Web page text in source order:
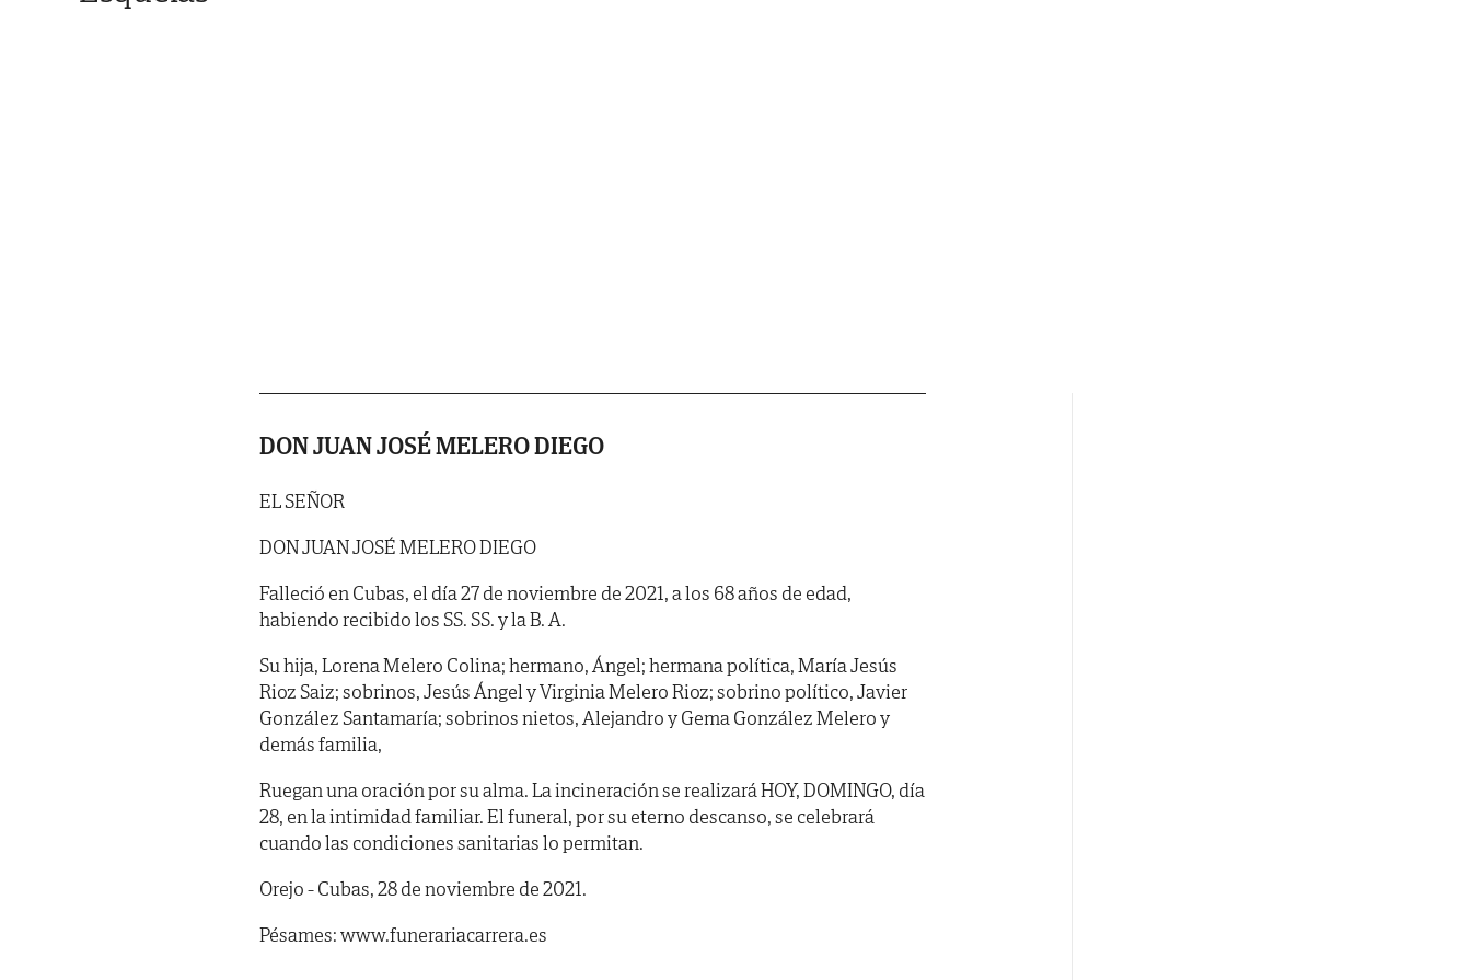
DON JUAN JOSÉ MELERO DIEGO
EL SEÑOR
DON JUAN JOSÉ MELERO DIEGO
Falleció en Cubas, el día 27 de noviembre de 2021, a los 68 años de edad,
habiendo recibido los SS. SS. y la B. A.
Su hija, Lorena Melero Colina; hermano, Ángel; hermana política, María Jesús
Rioz Saiz; sobrinos, Jesús Ángel y Virginia Melero Rioz; sobrino político, Javier
González Santamaría; sobrinos nietos, Alejandro y Gema González Melero y
demás familia,
Ruegan una oración por su alma. La incineración se realizará HOY, DOMINGO, día
28, en la intimidad familiar. El funeral, por su eterno descanso, se celebrará
cuando las condiciones sanitarias lo permitan.
Orejo - Cubas, 28 de noviembre de 2021.
Pésames: www.funerariacarrera.es